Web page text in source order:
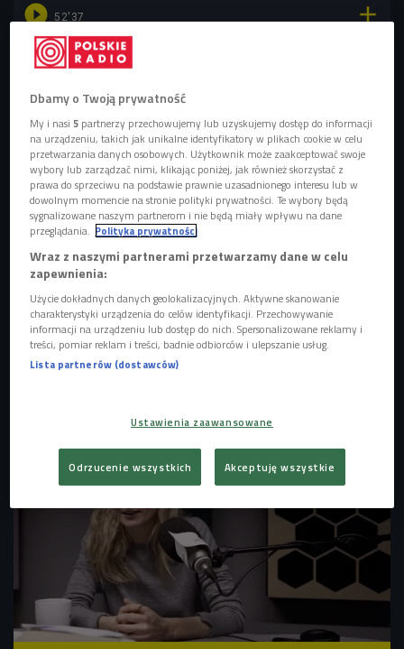
 52'37 
Reżyserka i scenarzystka Kinga Dębska o polskiej
odsłonie międzynarodowego konkursu dla filmowców
Reżyserka Kinga Dębska i dziennikarka Kasia Dydo
Dbamy o Twoją prywatność
My i nasi5 partnerzy przechowujemy lub uzyskujemy dostęp do informacji
na urządzeniu, takich jak unikalne identyfikatory w plikach cookie w celu
przetwarzania danych osobowych. Użytkownik może zaakceptować swoje
wybory lub zarządzać nimi, klikając poniżej, jak również skorzystać z
prawa do sprzeciwu na podstawie prawnie uzasadnionego interesu lub w
dowolnym momencie na stronie polityki prywatności. Te wybory będą
sygnalizowane naszym partnerom i nie będą miały wpływu na dane
przeglądania. Polityka prywatności
Wraz z naszymi partnerami przetwarzamy dane w celu
zapewnienia:
Użycie dokładnych danych geolokalizacyjnych. Aktywne skanowanie
charakterystyki urządzenia do celów identyfikacji. Przechowywanie
informacji na urządzeniu lub dostęp do nich. Spersonalizowane reklamy i
treści, pomiar reklam i treści, badnie odbiorców i ulepszanie usług.
Lista partnerów (dostawców)
Ustawienia zaawansowane
Odrzucenie wszystkich Akceptuję wszystkie